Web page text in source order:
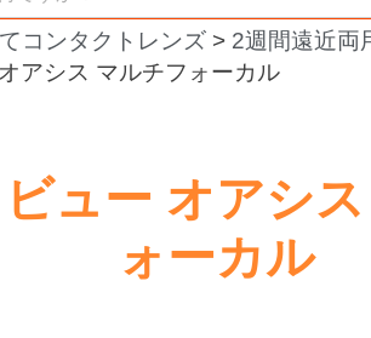
コンタクトレンズ
2週間遠近両
アシス マルチフォーカル
ュー オアシ
ォーカル